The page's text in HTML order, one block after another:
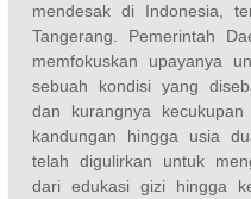
mendesak di Indonesia,
Tangerang. Pemerintah
memfokuskan upayanya
sebuah kondisi yang
dan kurangnya
kandungan hingga usia
telah digulirkan untuk
dari edukasi gizi hingga